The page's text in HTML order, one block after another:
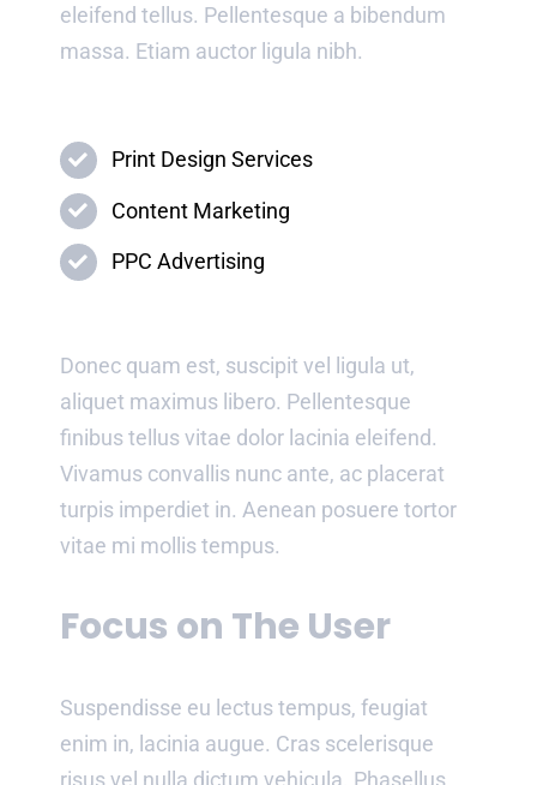
eleifend tellus. Pellentesque a bibendum
massa. Etiam auctor ligula nibh.
Print Design Services
Content Marketing
PPC Advertising
Donec quam est, suscipit vel ligula ut,
aliquet maximus libero. Pellentesque
finibus tellus vitae dolor lacinia eleifend.
Vivamus convallis nunc ante, ac placerat
turpis imperdiet in. Aenean posuere tortor
vitae mi mollis tempus.
Focus on The User
Suspendisse eu lectus tempus, feugiat
enim in, lacinia augue. Cras scelerisque
risus vel nulla dictum vehicula. Phasellus